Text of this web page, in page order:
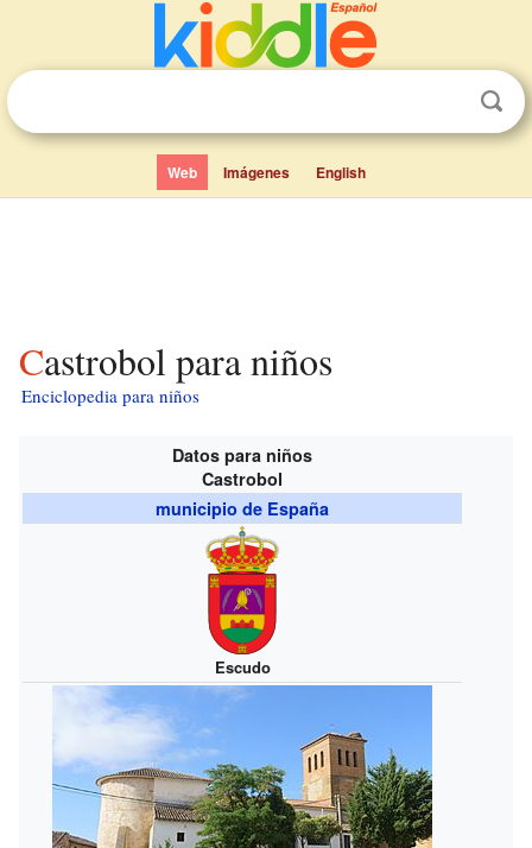
Web Imágenes English
Castrobol para niños
Enciclopedia para niños
Datos para niños
Castrobol
municipio de España
Escudo